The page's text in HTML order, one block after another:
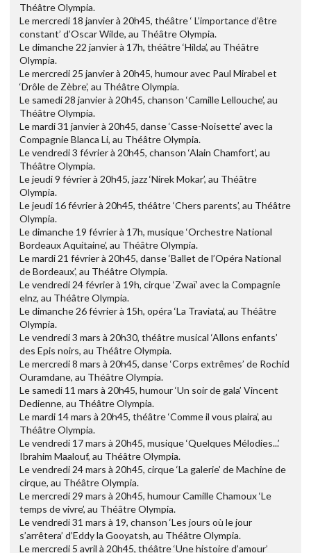
Théâtre Olympia.
Le mercredi 18 janvier à 20h45, théâtre ‘ L’importance d’être
constant’ d’Oscar Wilde, au Théâtre Olympia.
Le dimanche 22 janvier à 17h, théâtre ‘Hilda’, au Théâtre
Olympia.
Le mercredi 25 janvier à 20h45, humour avec Paul Mirabel et
‘Drôle de Zèbre’, au Théâtre Olympia.
Le samedi 28 janvier à 20h45, chanson ‘Camille Lellouche’, au
Théâtre Olympia.
Le mardi 31 janvier à 20h45, danse ‘Casse-Noisette’ avec la
Compagnie Blanca Li, au Théâtre Olympia.
Le vendredi 3 février à 20h45, chanson ‘Alain Chamfort’, au
Théâtre Olympia.
Le jeudi 9 février à 20h45, jazz ‘Nirek Mokar’, au Théâtre
Olympia.
Le jeudi 16 février à 20h45, théâtre ‘Chers parents’, au Théâtre
Olympia.
Le dimanche 19 février à 17h, musique ‘Orchestre National
Bordeaux Aquitaine’, au Théâtre Olympia.
Le mardi 21 février à 20h45, danse ‘Ballet de l’Opéra National
de Bordeaux’, au Théâtre Olympia.
Le vendredi 24 février à 19h, cirque ‘Zwaï’ avec la Compagnie
elnz, au Théâtre Olympia.
Le dimanche 26 février à 15h, opéra ‘La Traviata’, au Théâtre
Olympia.
Le vendredi 3 mars à 20h30, théâtre musical ‘Allons enfants’
des Epis noirs, au Théâtre Olympia.
Le mercredi 8 mars à 20h45, danse ‘Corps extrêmes’ de Rochid
Ouramdane, au Théâtre Olympia.
Le samedi 11 mars à 20h45, humour ‘Un soir de gala’ Vincent
Dedienne, au Théâtre Olympia.
Le mardi 14 mars à 20h45, théâtre ‘Comme il vous plaira’, au
Théâtre Olympia.
Le vendredi 17 mars à 20h45, musique ‘Quelques Mélodies...’
Ibrahim Maalouf, au Théâtre Olympia.
Le vendredi 24 mars à 20h45, cirque ‘La galerie’ de Machine de
cirque, au Théâtre Olympia.
Le mercredi 29 mars à 20h45, humour Camille Chamoux ‘Le
temps de vivre’, au Théâtre Olympia.
Le vendredi 31 mars à 19, chanson ‘Les jours où le jour
s’arrêtera’ d’Eddy la Gooyatsh, au Théâtre Olympia.
Le mercredi 5 avril à 20h45, théâtre ‘Une histoire d’amour’